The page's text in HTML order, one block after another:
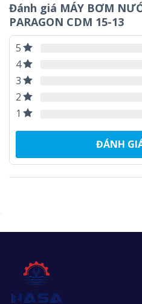
Đánh giá MÁY BƠM
PARAGON CDM 15-13
5
4
3
2
1
ĐÁNH